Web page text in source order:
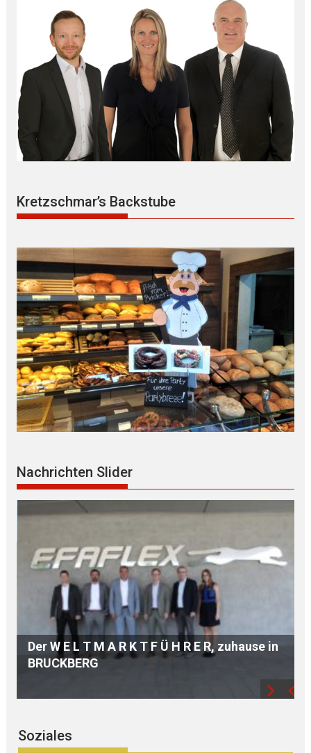
Kretzschmar’s Backstube
Nachrichten Slider
Hochwertige A U S B I L D U N G dank
modernster TECHNIK
Soziales